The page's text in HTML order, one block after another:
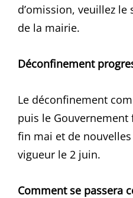
d’omission, veuillez
de la mairie.
Déconfinement
Le déconfinement
puis le
fin mai et de
vigueur le 2 juin.
Comment se passera